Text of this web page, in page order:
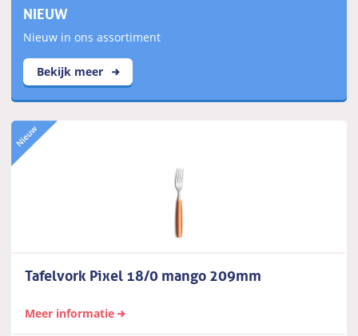
NIEUW
Nieuw in ons assortiment
Bekijk meer
Tafelvork Pixel 18/0 mango 209mm
Meer informatie